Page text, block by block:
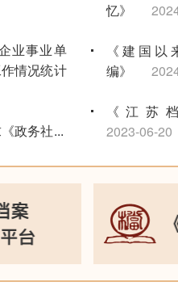
业事业单
情况统计
政务社交
...
”档案资
忆》
《建国
编》
《江苏
2023-06-20
省馆两本
2023-01-20